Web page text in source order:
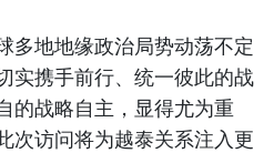
多地地缘政治局势动荡不定
实携手前行、统一彼此的战
的战略自主，显得尤为重
次访问将为越泰关系注入更